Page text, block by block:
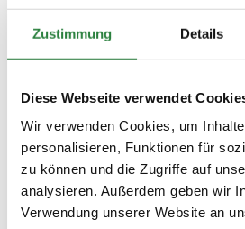
Zustimmung Details
Diese Webseite verwendet
Wir verwenden Cookies, um
personalisieren, Funktionen für
zu können und die Zugriffe auf
analysieren. Außerdem geben wir
Verwendung unserer Website an
Das ist auch fürs Pferd
365 Tagen im Jahr. Welche
verrät uns dasTitelthema. Mit
wunderbar die Zeit für einen
vergessen!
Für den Start ins Jahr 2022
Ihren Familien und Pferden